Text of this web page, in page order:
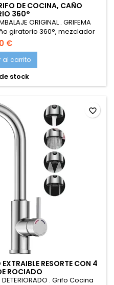
DE COCINA, CAÑO
360°
ORIGINAL . GRIFEMA
giratorio 360°, mezclador
Crome
€
al carrito
stock
RESORTE CON 4
ROCIADO
DETERIORADO . Grifo Cocina
favorite_border